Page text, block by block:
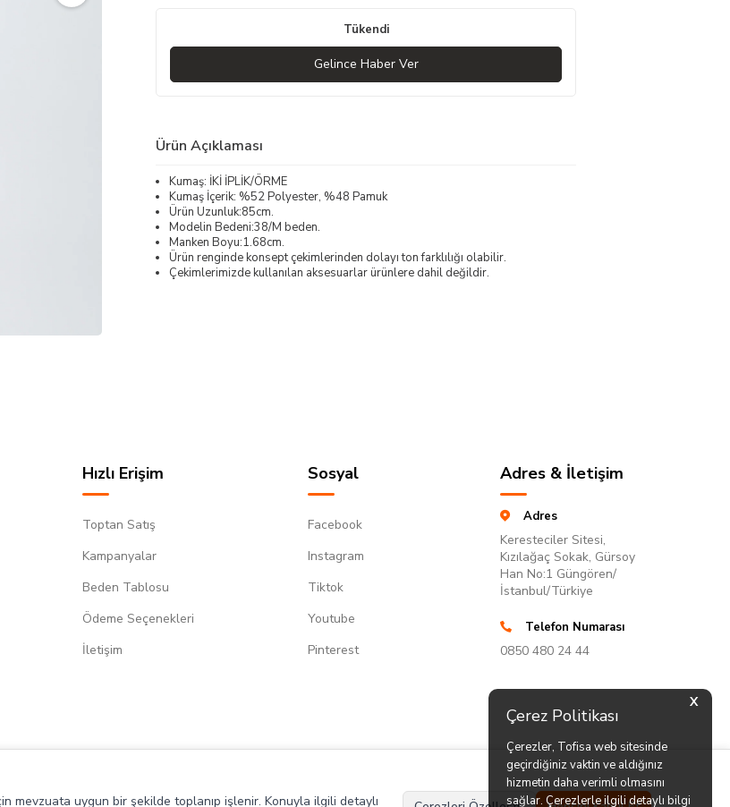
X
Çerez Politikası
Çerezler, Tofisa web sitesinde
geçirdiğiniz vaktin ve aldığınız
hizmetin daha verimli olmasını
sağlar. Çerezlerle ilgili detaylı bilgi
Tükendi
Gelince Haber Ver
Ürün Açıklaması
Kumaş: İKİ İPLİK/ÖRME
Kumaş İçerik: %52 Polyester, %48 Pamuk
Ürün Uzunluk:85cm.
Modelin Bedeni:38/M beden.
Manken Boyu:1.68cm.
Ürün renginde konsept çekimlerinden dolayı ton farklılığı olabilir.
Çekimlerimizde kullanılan aksesuarlar ürünlere dahil değildir.
Hızlı Erişim
Toptan Satış
Kampanyalar
Beden Tablosu
Ödeme Seçenekleri
İletişim
Sosyal
Facebook
Instagram
Tiktok
Youtube
Pinterest
Adres & İletişim
Adres
Keresteciler Sitesi,
Kızılağaç Sokak, Gürsoy
Han No:1 Güngören/
İstanbul/Türkiye
Telefon Numarası
0850 480 24 44
mevzuata uygun bir şekilde toplanıp işlenir. Konuyla ilgili detaylı